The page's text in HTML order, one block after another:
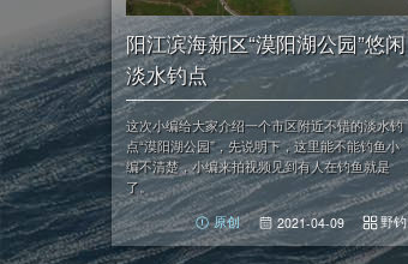
阳江滨海新区“漠阳湖公园”悠闲
淡水钓点
这次小编给大家介绍一个市区附近不错的淡水钓
点“漠阳湖公园”，先说明下，这里能不能钓鱼小
编不清楚，小编来拍视频见到有人在钓鱼就是
了。
原创 2021-04-09 野钓